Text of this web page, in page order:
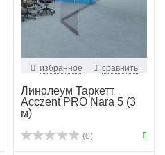
избранное сравнить
Линолеум Таркетт
Acczent PRO Nara 5 (3
м)
(0)